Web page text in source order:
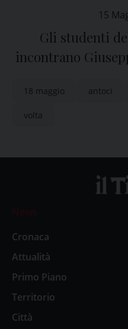
15
Gli studenti
incontrano
18 maggio antoci
volta
News
Cronaca
Attualità
Primo Piano
Territorio
Città